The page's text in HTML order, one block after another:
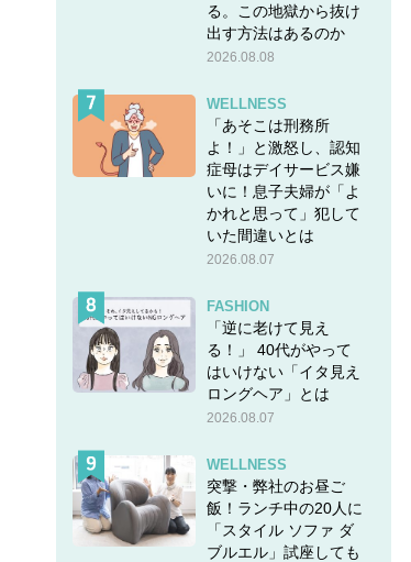
る。この地獄から抜け
出す方法はあるのか
2026.08.08
WELLNESS
「あそこは刑務所
よ！」と激怒し、認知
症母はデイサービス嫌
いに！息子夫婦が「よ
かれと思って」犯して
いた間違いとは
2026.08.07
FASHION
「逆に老けて見え
る！」 40代がやって
はいけない「イタ見え
ロングヘア」とは
2026.08.07
WELLNESS
突撃・弊社のお昼ご
飯！ランチ中の20人に
「スタイル ソファ ダ
ブルエル」試座しても